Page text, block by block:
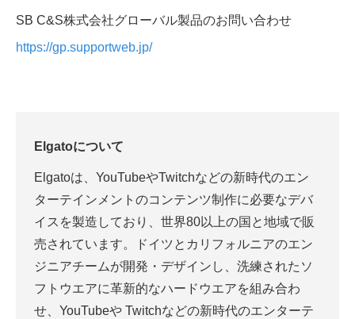
SB C&S株式会社グローバル製品のお問い合わせ
https://gp.supportweb.jp/
Elgatoについて
Elgatoは、YouTubeやTwitchなどの新時代のエン
ターテインメントのコンテンツ制作に必要なデバ
イスを製造しており、世界80以上の国と地域で販
売されています。ドイツとカリフォルニアのエン
ジニアチームが開発・デザインし、洗練されたソ
フトウエアに革新的なハードウエアを組み合わ
せ、YouTubeや Twitchなどの新時代のエンターテ